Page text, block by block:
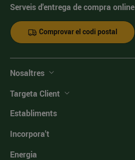
Serveis d'entrega de compra online
Comprovar el codi postal
Nosaltres
Targeta Client
Establiments
Incorpora't
Energia